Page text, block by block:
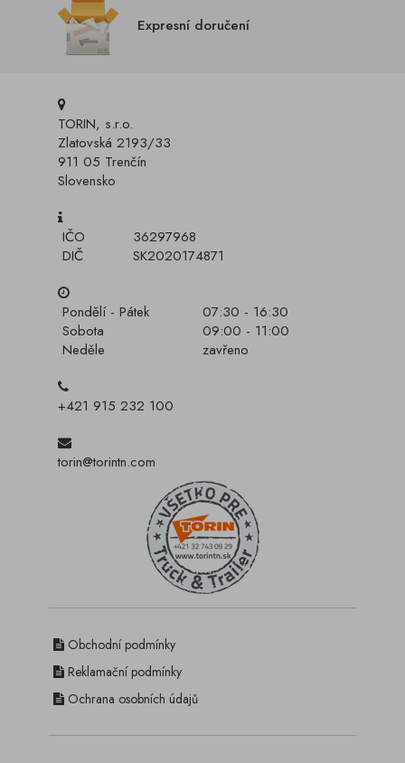
Expresní doručení
TORIN, s.r.o.
Zlatovská 2193/33
911 05 Trenčín
Slovensko
IČO
36297968
DIČ
SK2020174871
Pondělí - Pátek
07:30 - 16:30
Sobota
09:00 - 11:00
Neděle
zavřeno
+421 915 232 100
torin@torintn.com
Obchodní podmínky
Reklamační podmínky
Ochrana osobních údajů